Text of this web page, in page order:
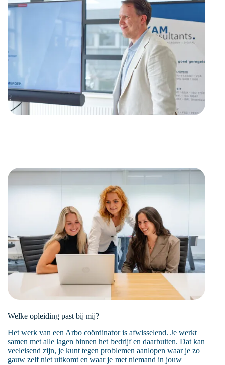
Welke opleiding past bij mij?
Het werk van een Arbo coördinator is afwisselend. Je werkt
samen met alle lagen binnen het bedrijf en daarbuiten. Dat kan
veeleisend zijn, je kunt tegen problemen aanlopen waar je zo
gauw zelf niet uitkomt en waar je met niemand in jouw